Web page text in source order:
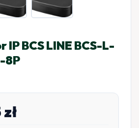
BCS LINE BCS-L-
8P
zł